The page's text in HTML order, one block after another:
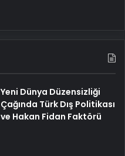
Yeni Dünya Düzensizliği
Çağında Türk Dış Politikası
ve Hakan Fidan Faktörü